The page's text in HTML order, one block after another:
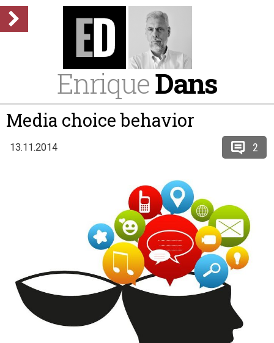
EnriqueDans
Media choice behavior
13.11.2014 2